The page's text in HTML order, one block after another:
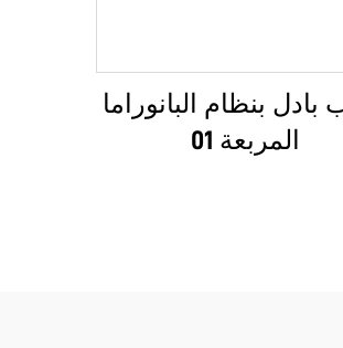
بادل بنظام البانوراما
المربعة 01